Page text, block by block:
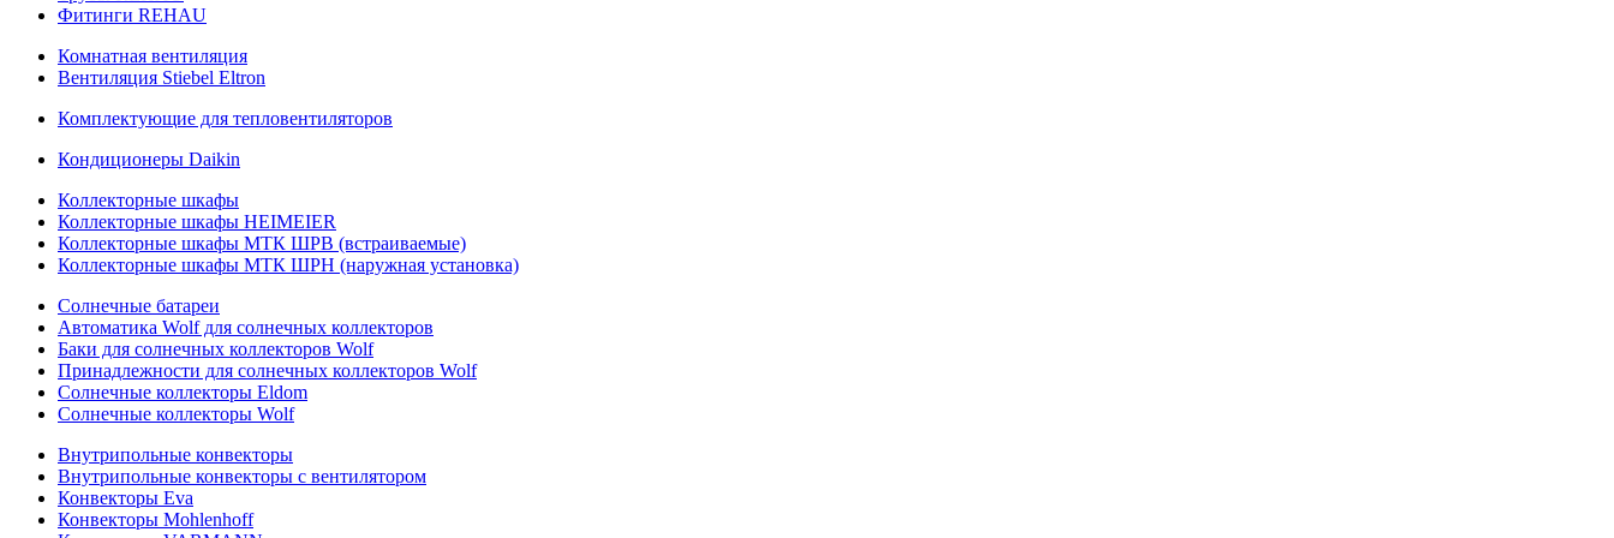
Фитинги REHAU
Комнатная вентиляция
Вентиляция Stiebel Eltron
Комплектующие для тепловентиляторов
Кондиционеры Daikin
Коллекторные шкафы
Коллекторные шкафы HEIMEIER
Коллекторные шкафы МТК ШРВ (встраиваемые)
Коллекторные шкафы МТК ШРН (наружная установка)
Солнечные батареи
Автоматика Wolf для солнечных коллекторов
Баки для солнечных коллекторов Wolf
Принадлежности для солнечных коллекторов Wolf
Солнечные коллекторы Eldom
Солнечные коллекторы Wolf
Внутрипольные конвекторы
Внутрипольные конвекторы с вентилятором
Конвекторы Eva
Конвекторы Mohlenhoff